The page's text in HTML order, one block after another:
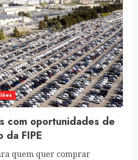
com oportunidades de
da FIPE
quem quer comprar